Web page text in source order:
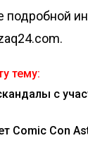
подробной
тему:
с
Comic Con